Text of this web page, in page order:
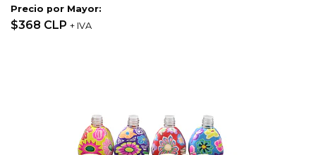
Precio por Mayor:
$368 CLP + IVA